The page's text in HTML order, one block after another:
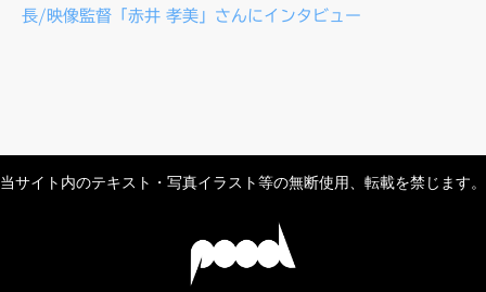
長/映像監督「赤井 孝美」さんにインタビュー
当サイト内のテキスト・写真イラスト等の無断使用、転載を禁じます。